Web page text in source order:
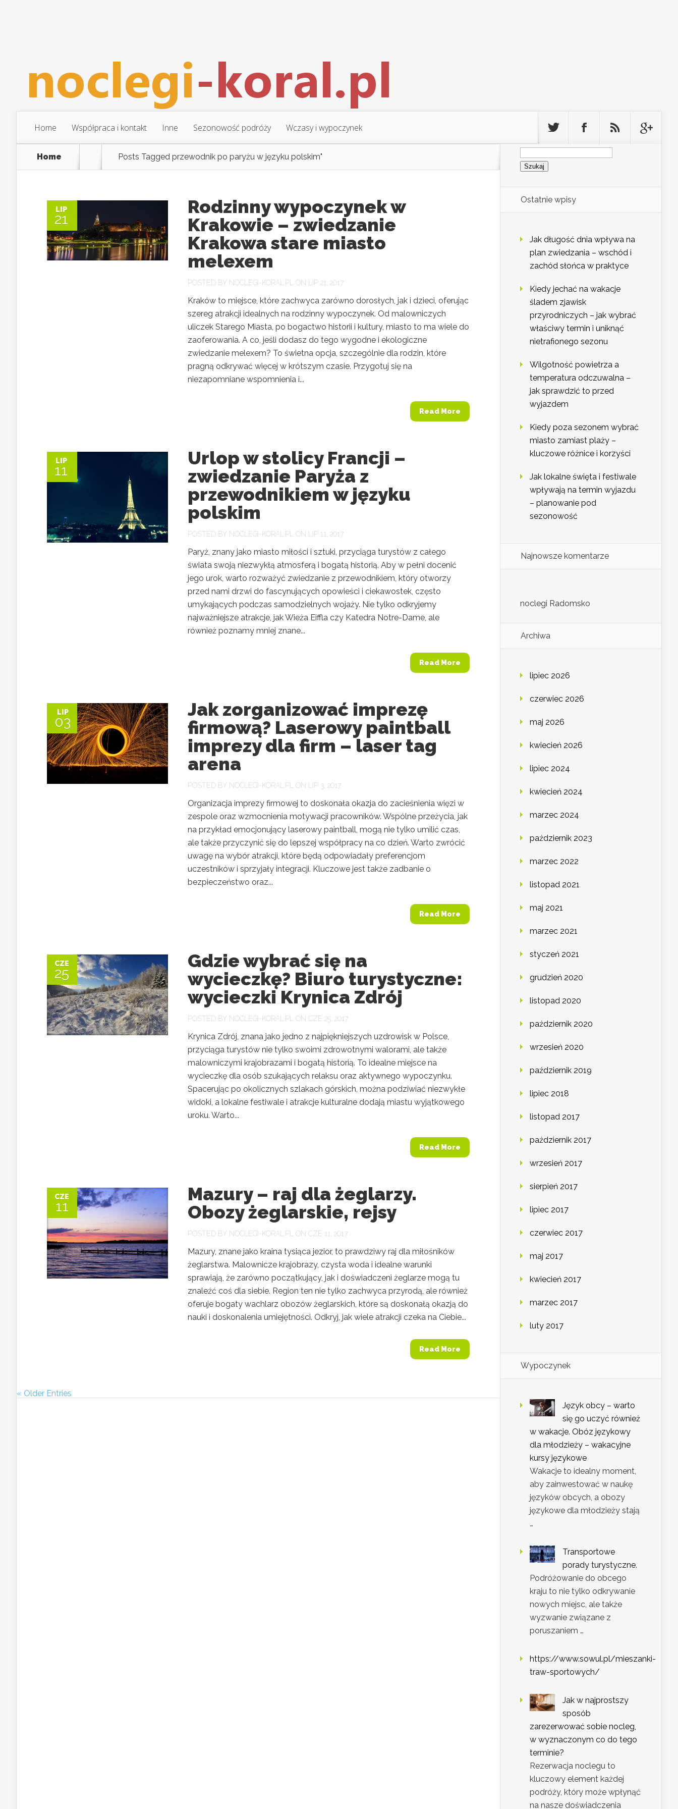
Home Współpraca i kontakt Inne Sezonowość podróży Wczasy i wypoczynek
Home Posts Tagged przewodnik po paryżu w języku polskim"
LIP
21
Rodzinny wypoczynek w
Krakowie – zwiedzanie
Krakowa stare miasto
melexem
POSTED BY NOCLEGI-KORAL.PL ON LIP 21, 2017
Kraków to miejsce, które zachwyca zarówno dorosłych, jak i dzieci, oferując
szereg atrakcji idealnych na rodzinny wypoczynek. Od malowniczych
uliczek Starego Miasta, po bogactwo historii i kultury, miasto to ma wiele do
zaoferowania. A co, jeśli dodasz do tego wygodne i ekologiczne
zwiedzanie melexem? To świetna opcja, szczególnie dla rodzin, które
pragną odkrywać więcej w krótszym czasie. Przygotuj się na
niezapomniane wspomnienia i...
Read More
LIP
11
Urlop w stolicy Francji –
zwiedzanie Paryża z
przewodnikiem w języku
polskim
POSTED BY NOCLEGI-KORAL.PL ON LIP 11, 2017
Paryż, znany jako miasto miłości i sztuki, przyciąga turystów z całego
świata swoją niezwykłą atmosferą i bogatą historią. Aby w pełni docenić
jego urok, warto rozważyć zwiedzanie z przewodnikiem, który otworzy
przed nami drzwi do fascynujących opowieści i ciekawostek, często
umykających podczas samodzielnych wojaży. Nie tylko odkryjemy
najważniejsze atrakcje, jak Wieża Eiffla czy Katedra Notre-Dame, ale
również poznamy mniej znane...
Read More
LIP
03
Jak zorganizować imprezę
firmową? Laserowy paintball
imprezy dla firm – laser tag
arena
POSTED BY NOCLEGI-KORAL.PL ON LIP 3, 2017
Organizacja imprezy firmowej to doskonała okazja do zacieśnienia więzi w
zespole oraz wzmocnienia motywacji pracowników. Wspólne przeżycia, jak
na przykład emocjonujący laserowy paintball, mogą nie tylko umilić czas,
ale także przyczynić się do lepszej współpracy na co dzień. Warto zwrócić
uwagę na wybór atrakcji, które będą odpowiadały preferencjom
uczestników i sprzyjały integracji. Kluczowe jest także zadbanie o
bezpieczeństwo oraz...
Read More
CZE
25
Gdzie wybrać się na
wycieczkę? Biuro turystyczne:
wycieczki Krynica Zdrój
POSTED BY NOCLEGI-KORAL.PL ON CZE 25, 2017
Krynica Zdrój, znana jako jedno z najpiękniejszych uzdrowisk w Polsce,
przyciąga turystów nie tylko swoimi zdrowotnymi walorami, ale także
malowniczymi krajobrazami i bogatą historią. To idealne miejsce na
wycieczkę dla osób szukających relaksu oraz aktywnego wypoczynku.
Spacerując po okolicznych szlakach górskich, można podziwiać niezwykłe
widoki, a lokalne festiwale i atrakcje kulturalne dodają miastu wyjątkowego
uroku. Warto...
Read More
CZE
11
Mazury – raj dla żeglarzy.
Obozy żeglarskie, rejsy
POSTED BY NOCLEGI-KORAL.PL ON CZE 11, 2017
Mazury, znane jako kraina tysiąca jezior, to prawdziwy raj dla miłośników
żeglarstwa. Malownicze krajobrazy, czysta woda i idealne warunki
sprawiają, że zarówno początkujący, jak i doświadczeni żeglarze mogą tu
znaleźć coś dla siebie. Region ten nie tylko zachwyca przyrodą, ale również
oferuje bogaty wachlarz obozów żeglarskich, które są doskonałą okazją do
nauki i doskonalenia umiejętności. Odkryj, jak wiele atrakcji czeka na Ciebie...
Read More
« Older Entries
Szukaj:
Ostatnie wpisy
Jak długość dnia wpływa na
plan zwiedzania – wschód i
zachód słońca w praktyce
Kiedy jechać na wakacje
śladem zjawisk
przyrodniczych – jak wybrać
właściwy termin i uniknąć
nietrafionego sezonu
Wilgotność powietrza a
temperatura odczuwalna –
jak sprawdzić to przed
wyjazdem
Kiedy poza sezonem wybrać
miasto zamiast plaży –
kluczowe różnice i korzyści
Jak lokalne święta i festiwale
wpływają na termin wyjazdu
– planowanie pod
sezonowość
Najnowsze komentarze
noclegi Radomsko
Archiwa
lipiec 2026
czerwiec 2026
maj 2026
kwiecień 2026
lipiec 2024
kwiecień 2024
marzec 2024
październik 2023
marzec 2022
listopad 2021
maj 2021
marzec 2021
styczeń 2021
grudzień 2020
listopad 2020
październik 2020
wrzesień 2020
październik 2019
lipiec 2018
listopad 2017
październik 2017
wrzesień 2017
sierpień 2017
lipiec 2017
czerwiec 2017
maj 2017
kwiecień 2017
marzec 2017
luty 2017
Wypoczynek
Język obcy – warto
się go uczyć również
w wakacje. Obóz językowy
dla młodzieży – wakacyjne
kursy językowe
Wakacje to idealny moment,
aby zainwestować w naukę
języków obcych, a obozy
językowe dla młodzieży stają
…
Transportowe
porady turystyczne.
Podróżowanie do obcego
kraju to nie tylko odkrywanie
nowych miejsc, ale także
wyzwanie związane z
poruszaniem …
https://www.sowul.pl/mieszanki-
traw-sportowych/
Jak w najprostszy
sposób
zarezerwować sobie nocleg,
w wyznaczonym co do tego
terminie?
Rezerwacja noclegu to
kluczowy element każdej
podróży, który może wpłynąć
na nasze doświadczenia